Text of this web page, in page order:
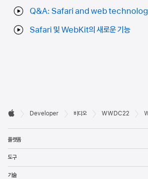
Q&A: Safari and web
Safari 및 WebKit의 새로운 기능
Developer
바닥글

Developer 비디오 WWDC22
플랫폼
도구
기술